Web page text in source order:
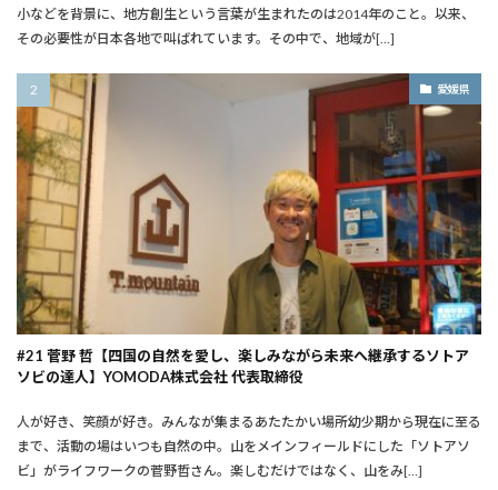
小などを背景に、地方創生という言葉が生まれたのは2014年のこと。以来、
その必要性が日本各地で叫ばれています。その中で、地域が[…]
愛媛県
#21 菅野 哲【四国の自然を愛し、楽しみながら未来へ継承するソトア
ソビの達人】YOMODA株式会社 代表取締役
人が好き、笑顔が好き。みんなが集まるあたたかい場所――幼少期から現在に至る
まで、活動の場はいつも自然の中。山をメインフィールドにした「ソトアソ
ビ」がライフワークの菅野哲さん。楽しむだけではなく、山をみ[…]